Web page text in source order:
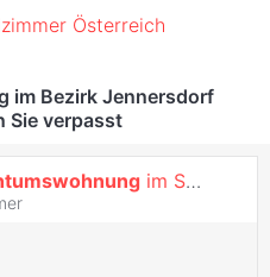
Österreich
im Bezirk Jennersdorf
Sie verpasst
im SÜDBURGENLAND